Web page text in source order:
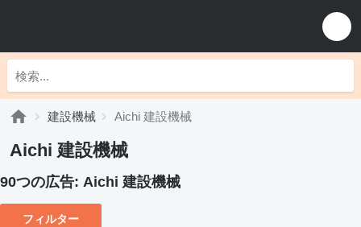
建設機械 Aichi 建設機械
Aichi 建設機械
90つの広告: Aichi 建設機械
フィルター